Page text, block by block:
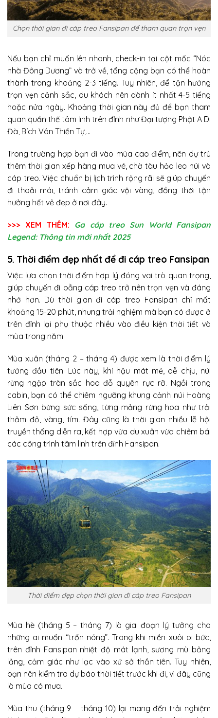
Chọn thời gian đi cáp treo Fansipan để tham quan trọn vẹn
Nếu bạn chỉ muốn lên nhanh, check-in tại cột mốc “Nóc
nhà Đông Dương” và trở về, tổng cộng bạn có thể hoàn
thành trong khoảng 2-3 tiếng. Tuy nhiên, để tận hưởng
trọn vẹn cảnh sắc, du khách nên dành ít nhất 4-5 tiếng
hoặc nửa ngày. Khoảng thời gian này đủ để bạn tham
quan quần thể tâm linh trên đỉnh như Đại tượng Phật A Di
Đà, Bích Vân Thiền Tự,…
Trong trường hợp bạn đi vào mùa cao điểm, nên dự trù
thêm thời gian xếp hàng mua vé, chờ tàu hỏa leo núi và
cáp treo. Việc chuẩn bị lịch trình rộng rãi sẽ giúp chuyến
đi thoải mái, tránh cảm giác vội vàng, đồng thời tận
hưởng hết vẻ đẹp ở nơi đây.
>>> XEM THÊM:
Ga cáp treo Sun World Fansipan
Legend: Thông tin mới nhất 2025
5. Thời điểm đẹp nhất để đi cáp treo Fansipan
Việc lựa chọn thời điểm hợp lý đóng vai trò quan trọng,
giúp chuyến đi bằng cáp treo trở nên trọn vẹn và đáng
nhớ hơn. Dù thời gian đi cáp treo Fansipan chỉ mất
khoảng 15-20 phút, nhưng trải nghiệm mà bạn có được ở
trên đỉnh lại phụ thuộc nhiều vào điều kiện thời tiết và
mùa trong năm.
Mùa xuân (tháng 2 – tháng 4) được xem là thời điểm lý
tưởng đầu tiên. Lúc này, khí hậu mát mẻ, dễ chịu, núi
rừng ngập tràn sắc hoa đỗ quyên rực rỡ. Ngồi trong
cabin, bạn có thể chiêm ngưỡng khung cảnh núi Hoàng
Liên Sơn bừng sức sống, từng mảng rừng hoa như trải
thảm đỏ, vàng, tím. Đây cũng là thời gian nhiều lễ hội
truyền thống diễn ra, kết hợp vừa du xuân vừa chiêm bái
các công trình tâm linh trên đỉnh Fansipan.
Thời điểm đẹp chọn thời gian đi cáp treo Fansipan
Mùa hè (tháng 5 – tháng 7) là giai đoạn lý tưởng cho
những ai muốn “trốn nóng”. Trong khi miền xuôi oi bức,
trên đỉnh Fansipan nhiệt độ mát lạnh, sương mù bảng
lảng, cảm giác như lạc vào xứ sở thần tiên. Tuy nhiên,
bạn nên kiểm tra dự báo thời tiết trước khi đi, vì đây cũng
là mùa có mưa.
Mùa thu (tháng 9 – tháng 10) lại mang đến trải nghiệm